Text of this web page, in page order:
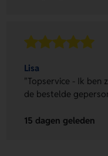
Lisa
"Topservice - Ik ben
de bestelde
15 dagen geleden